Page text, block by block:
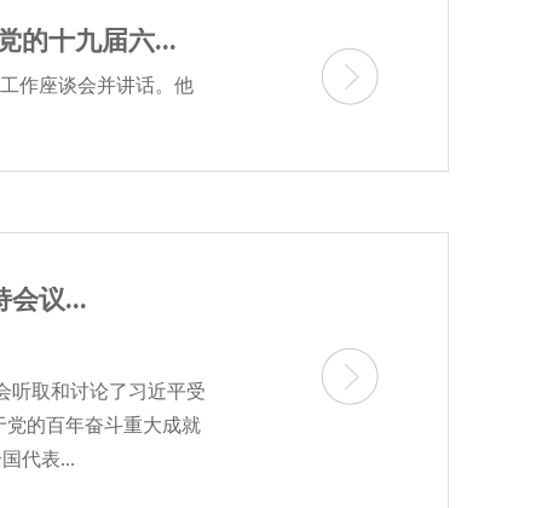
的十九届六...
作座谈会并讲话。他
会议...
听取和讨论了习近平受
的百年奋斗重大成就
代表...